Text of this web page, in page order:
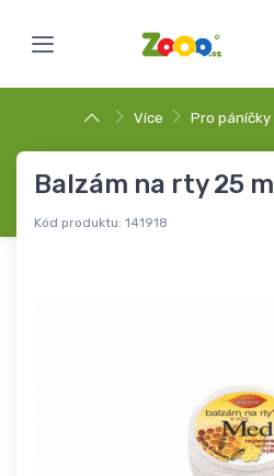
Více Pro páníčky
Balzám na rty 25
Kód produktu: 141918